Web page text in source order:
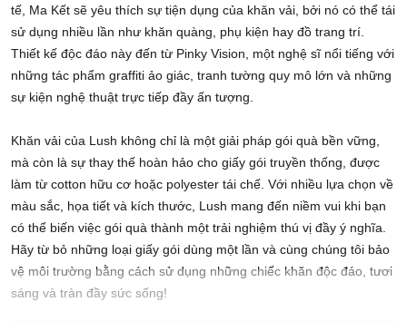
tế, Ma Kết sẽ yêu thích sự tiện dụng của khăn vải, bởi nó có thể tái
sử dụng nhiều lần như khăn quàng, phụ kiện hay đồ trang trí.
Thiết kế độc đáo này đến từ Pinky Vision, một nghệ sĩ nổi tiếng với
những tác phẩm graffiti ảo giác, tranh tường quy mô lớn và những
sự kiện nghệ thuật trực tiếp đầy ấn tượng.
Khăn vải của Lush không chỉ là một giải pháp gói quà bền vững,
mà còn là sự thay thế hoàn hảo cho giấy gói truyền thống, được
làm từ cotton hữu cơ hoặc polyester tái chế. Với nhiều lựa chọn về
màu sắc, họa tiết và kích thước, Lush mang đến niềm vui khi bạn
có thể biến việc gói quà thành một trải nghiệm thú vị đầy ý nghĩa.
Hãy từ bỏ những loại giấy gói dùng một lần và cùng chúng tôi bảo
vệ môi trường bằng cách sử dụng những chiếc khăn độc đáo, tươi
sáng và tràn đầy sức sống!